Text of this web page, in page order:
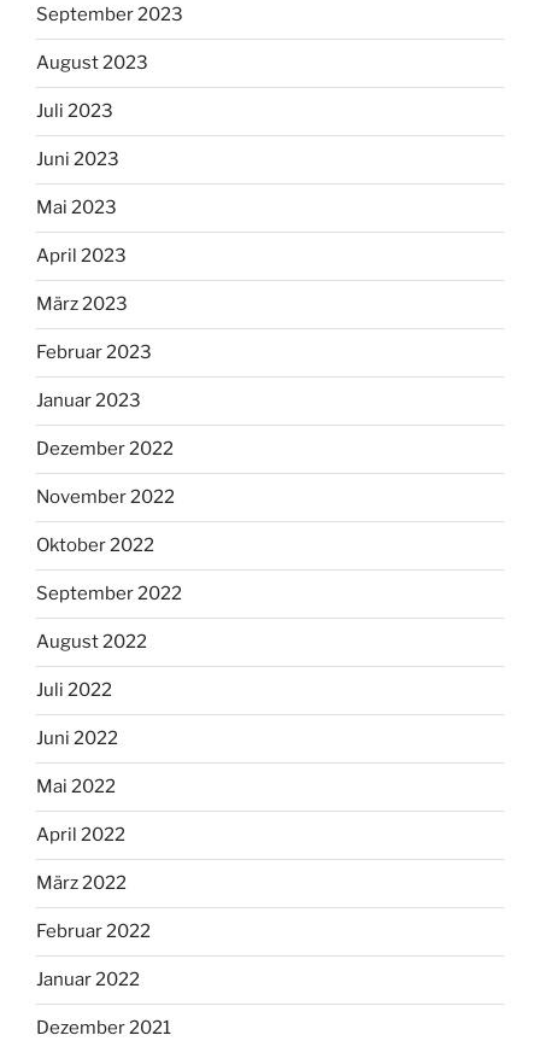
September 2023
August 2023
Juli 2023
Juni 2023
Mai 2023
April 2023
März 2023
Februar 2023
Januar 2023
Dezember 2022
November 2022
Oktober 2022
September 2022
August 2022
Juli 2022
Juni 2022
Mai 2022
April 2022
März 2022
Februar 2022
Januar 2022
Dezember 2021